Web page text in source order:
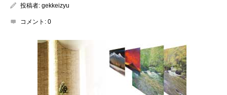
投稿者: gekkeizyu
コメント: 0